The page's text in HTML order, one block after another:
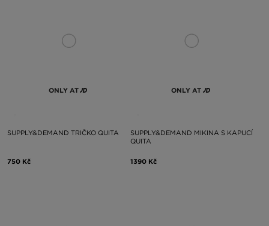
ONLY AT
SUPPLY&DEMAND TRIČKO QUITA
750 Kč
ONLY AT
SUPPLY&DEMAND MIKINA S KAPUCÍ
QUITA
1390 Kč